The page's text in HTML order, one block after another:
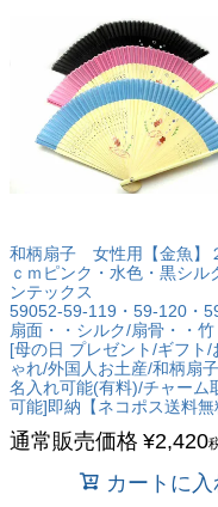
和柄扇子 女性用【金魚】
ｃｍピンク・水色・黒シル
ンテックス
59052-59-119・59-120・
扇面・・シルク/扇骨・・竹
[母の日 プレゼント/ギフト/
ゃれ/外国人お土産/和柄扇
名入れ可能(有料)/チャーム
可能]即納【ネコポス送料無
通常販売価格 ¥2,420
カートに入